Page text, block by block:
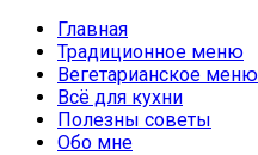
Главная
Традиционное меню
Вегетарианское меню
Всё для кухни
Полезны советы
Обо мне